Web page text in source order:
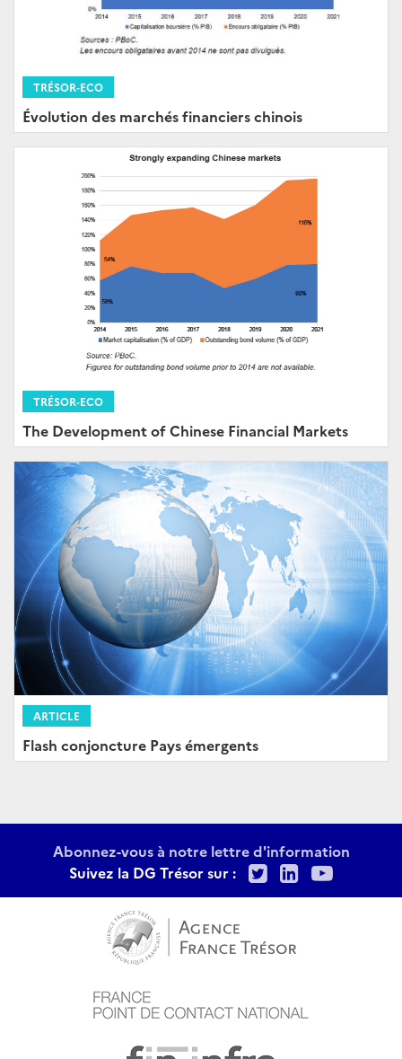
TRÉSOR-ECO
Évolution des marchés financiers chinois
TRÉSOR-ECO
The Development of Chinese Financial Markets
ARTICLE
Flash conjoncture Pays émergents
Abonnez-vous à notre lettre d'information
Suivez la DG Trésor sur :
TwitterLinkedIn